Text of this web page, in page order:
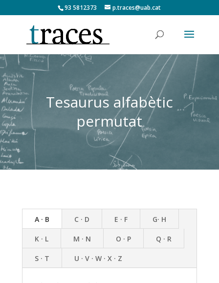
93 5812373 p.traces@uab.cat
Tesaurus alfabètic
permutat
A · B C · D E · F G· H
K · L M · N O · P Q · R
S · T U · V · W · X · Z